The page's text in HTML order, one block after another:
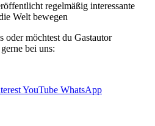
regelmäßig interessante
Welt bewegen
oder möchtest du Gastautor
bei uns:
YouTube WhatsApp